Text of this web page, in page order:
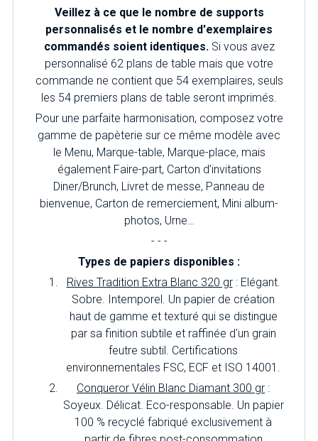
Veillez à ce que le nombre de supports
personnalisés et le nombre d'exemplaires
commandés soient identiques.Si vous avez
personnalisé 62 plans de table mais que votre
commande ne contient que 54 exemplaires, seuls
les 54 premiers plans de table seront imprimés.
Pour une parfaite harmonisation, composez votre
gamme de papèterie sur ce même modèle avec
le Menu, Marque-table, Marque-place, mais
également Faire-part, Carton d’invitations
Diner/Brunch, Livret de messe, Panneau de
bienvenue, Carton de remerciement, Mini album-
photos, Urne…
- - -
Types de papiers disponibles :
Rives Tradition Extra Blanc 320 gr: Elégant.
Sobre. Intemporel. Un papier de création
haut de gamme et texturé qui se distingue
par sa finition subtile et raffinée d'un grain
feutre subtil. Certifications
environnementales FSC, ECF et ISO 14001.
Conqueror Vélin Blanc Diamant 300 gr :
Soyeux. Délicat. Eco-responsable. Un papier
100 % recyclé fabriqué exclusivement à